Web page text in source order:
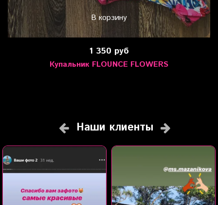
В корзину
1 350 руб
Купальник FLOUNCE FLOWERS
Наши клиенты